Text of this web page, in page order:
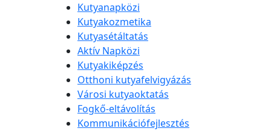
Kutyanapközi
Kutyakozmetika
Kutyasétáltatás
Aktív Napközi
Kutyakiképzés
Otthoni kutyafelvigyázás
Városi kutyaoktatás
Fogkő-eltávolítás
Kommunikációfejlesztés